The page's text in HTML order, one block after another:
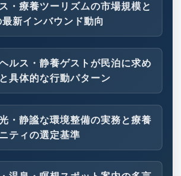
・療養ツーリズムの市場規模と
新インバウンド動向
ルス・静養ゲストが民泊に求め
具体的な行動パターン
・静謐な環境整備の実務と療養
ティの選定基準